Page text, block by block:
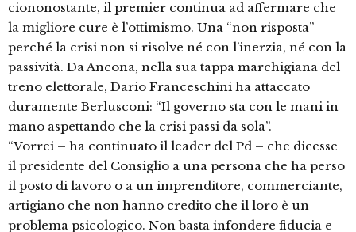
ciononostante, il premier continua ad affermare che
la migliore cure è l’ottimismo. Una “non risposta”
perché la crisi non si risolve né con l’inerzia, né con la
passività. Da Ancona, nella sua tappa marchigiana del
treno elettorale, Dario Franceschini ha attaccato
duramente Berlusconi: “Il governo sta con le mani in
mano aspettando che la crisi passi da sola”.
“Vorrei – ha continuato il leader del Pd – che dicesse
il presidente del Consiglio a una persona che ha perso
il posto di lavoro o a un imprenditore, commerciante,
artigiano che non hanno credito che il loro è un
problema psicologico. Non basta infondere fiducia e